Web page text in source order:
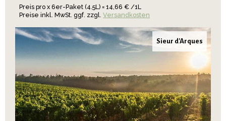
Preis pro x 6er-Paket (4.5L) = 14,66 € /1L
Preise inkl. MwSt. ggf. zzgl. Versandkosten
Sieur d'Arques